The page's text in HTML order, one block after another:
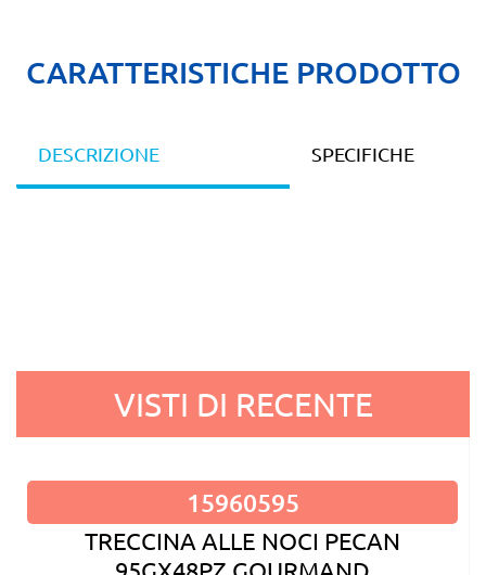
CARATTERISTICHE PRODOTTO
DESCRIZIONE SPECIFICHE
VISTI DI RECENTE
15960595
TRECCINA ALLE NOCI PECAN